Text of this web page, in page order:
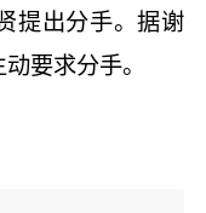
提出分手。据谢
要求分手。